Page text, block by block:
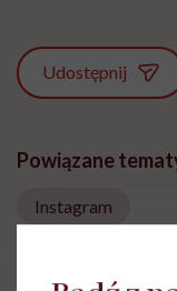
Udostępnij
Powiązane
Instagram